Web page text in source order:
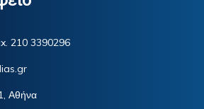
210 3390296
Αθήνα